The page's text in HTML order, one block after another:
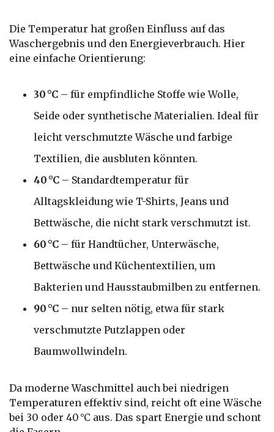
Die Temperatur hat großen Einfluss auf das
Waschergebnis und den Energieverbrauch. Hier
eine einfache Orientierung:
30 °C – für empfindliche Stoffe wie Wolle,
Seide oder synthetische Materialien. Ideal für
leicht verschmutzte Wäsche und farbige
Textilien, die ausbluten könnten.
40 °C – Standardtemperatur für
Alltagskleidung wie T-Shirts, Jeans und
Bettwäsche, die nicht stark verschmutzt ist.
60 °C – für Handtücher, Unterwäsche,
Bettwäsche und Küchentextilien, um
Bakterien und Hausstaubmilben zu entfernen.
90 °C – nur selten nötig, etwa für stark
verschmutzte Putzlappen oder
Baumwollwindeln.
Da moderne Waschmittel auch bei niedrigen
Temperaturen effektiv sind, reicht oft eine Wäsche
bei 30 oder 40 °C aus. Das spart Energie und schont